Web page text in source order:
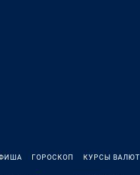
ГОРОСКОП КУРСЫ ВАЛЮТ